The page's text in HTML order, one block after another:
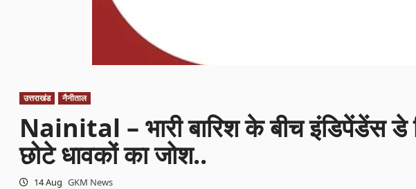
उत्तराखंड नैनीताल
Nainital – भारी बारिश के बीच इंडिपेंडेंस डे
छोटे धावकों का जोश..
14 Aug GKM News